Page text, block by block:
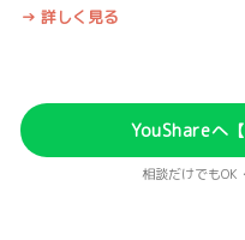
→ 詳しく見る
YouShareへ
相談だけでもOK